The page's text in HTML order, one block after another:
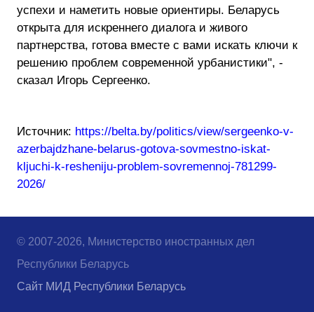
успехи и наметить новые ориентиры. Беларусь
открыта для искреннего диалога и живого
партнерства, готова вместе с вами искать ключи к
решению проблем современной урбанистики", -
сказал Игорь Сергеенко.
Источник: https://belta.by/politics/view/sergeenko-v-
azerbajdzhane-belarus-gotova-sovmestno-iskat-
kljuchi-k-resheniju-problem-sovremennoj-781299-
2026/
© 2007-2026, Министерство иностранных дел
Республики Беларусь
Сайт МИД Республики Беларусь